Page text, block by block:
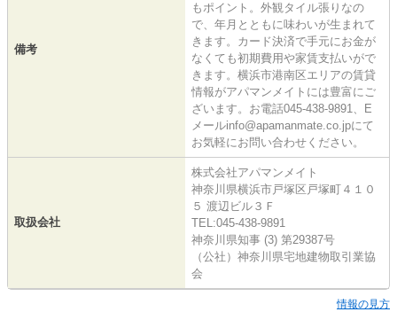
備考
もポイント。外観タイル張りなの
で、年月とともに味わいが生まれて
きます。カード決済で手元にお金が
なくても初期費用や家賃支払いがで
きます。横浜市港南区エリアの賃貸
情報がアパマンメイトには豊富にご
ざいます。お電話045-438-9891、E
メールinfo@apamanmate.co.jpにて
お気軽にお問い合わせください。
取扱会社
株式会社アパマンメイト
神奈川県横浜市戸塚区戸塚町４１０
５ 渡辺ビル３Ｆ
TEL:045-438-9891
神奈川県知事 (3) 第29387号
（公社）神奈川県宅地建物取引業協
会
情報の見方